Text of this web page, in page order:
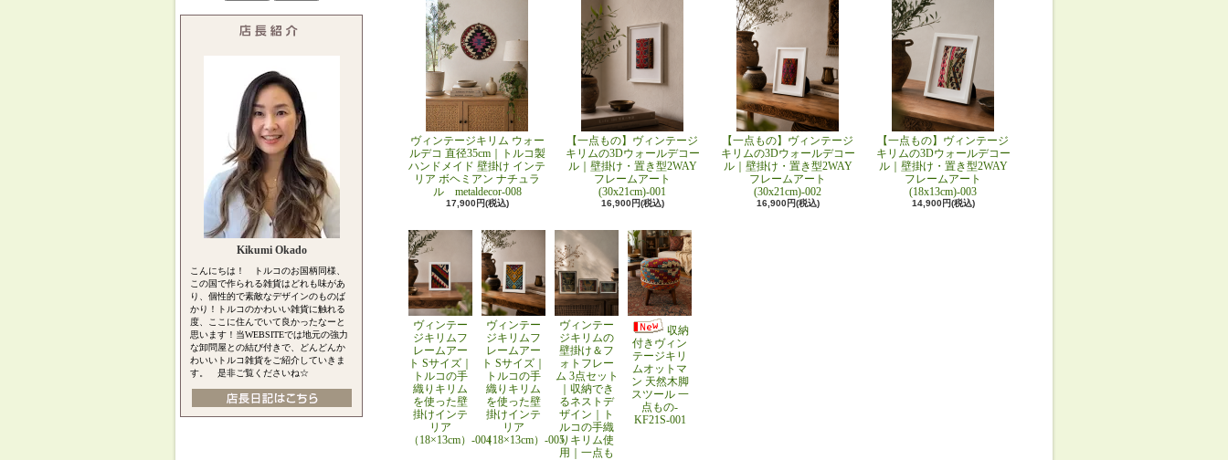
Kikumi Okado
こんにちは！ トルコのお国柄同様、
この国で作られる雑貨はどれも味があ
り、個性的で素敵なデザインのものば
かり！トルコのかわいい雑貨に触れる
度、ここに住んでいて良かったなーと
思います！当WEBSITEでは地元の強力
な卸問屋との結び付きで、どんどんか
わいいトルコ雑貨をご紹介していきま
す。 是非ご覧くださいね☆
ヴィンテージキリム ウォー
ルデコ 直径35cm｜トルコ製
ハンドメイド 壁掛け インテ
リア ボヘミアン ナチュラ
ル metaldecor-008
17,900円(税込)
【一点もの】ヴィンテージ
キリムの3Dウォールデコー
ル｜壁掛け・置き型2WAY
フレームアート
(30x21cm)-001
16,900円(税込)
【一点もの】ヴィンテージ
キリムの3Dウォールデコー
ル｜壁掛け・置き型2WAY
フレームアート
(30x21cm)-002
16,900円(税込)
【一点もの】ヴィンテージ
キリムの3Dウォールデコー
ル｜壁掛け・置き型2WAY
フレームアート
(18x13cm)-003
14,900円(税込)
ヴィンテー
ジキリムフ
レームアー
ト Sサイズ｜
トルコの手
織りキリム
を使った壁
掛けインテ
リア
（18×13cm）-004
ヴィンテー
ジキリムフ
レームアー
ト Sサイズ｜
トルコの手
織りキリム
を使った壁
掛けインテ
リア
（18×13cm）-005
ヴィンテー
ジキリムの
壁掛け＆フ
ォトフレー
ム 3点セット
｜収納でき
るネストデ
ザイン｜ト
ルコの手織
りキリム使
用｜一点も
収納
付きヴィン
テージキリ
ムオットマ
ン 天然木脚
スツール 一
点もの-
KF21S-001